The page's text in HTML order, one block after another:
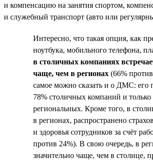
и компенсацию на занятия спортом,
и служебный транспорт (авто или
Интересно, что такая опция, как
ноутбука, мобильного телефона,
в столичных компаниях
чаще, чем в регионах (66%
самое можно сказать и о ДМС: его
78% столичных компаний и только
региональных. Кроме того, в
в регионах, распространено
и здоровья сотрудников за счёт
против 24%). В свою очередь, в
значительно чаще, чем в столице,